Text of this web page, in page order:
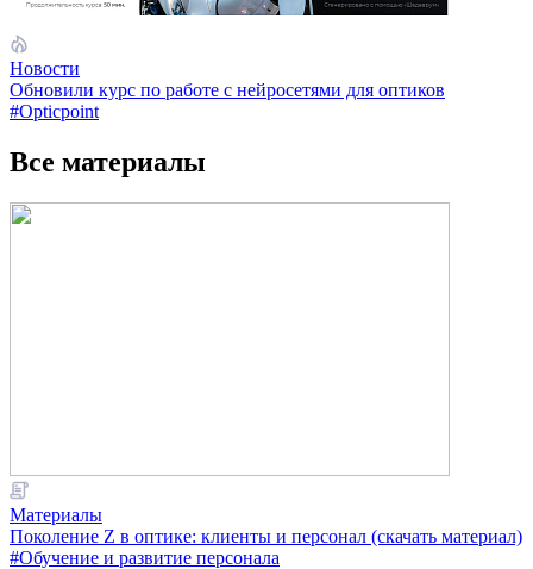
Новости
Обновили курс по работе с нейросетями для оптиков
#Opticpoint
Все материалы
Материалы
Поколение Z в оптике: клиенты и персонал (скачать материал)
#Обучение и развитие персонала